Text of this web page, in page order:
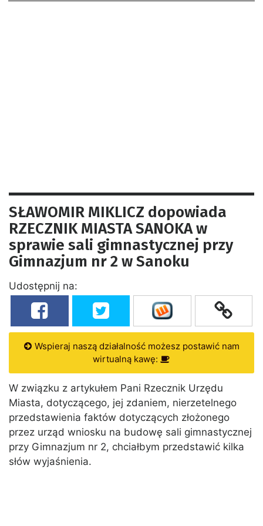
SŁAWOMIR MIKLICZ dopowiada
RZECZNIK MIASTA SANOKA w
sprawie sali gimnastycznej przy
Gimnazjum nr 2 w Sanoku
Udostępnij na:
Wspieraj naszą działalność możesz postawić nam
wirtualną kawę:
W związku z artykułem Pani Rzecznik Urzędu
Miasta, dotyczącego, jej zdaniem, nierzetelnego
przedstawienia faktów dotyczących złożonego
przez urząd wniosku na budowę sali gimnastycznej
przy Gimnazjum nr 2, chciałbym przedstawić kilka
słów wyjaśnienia.